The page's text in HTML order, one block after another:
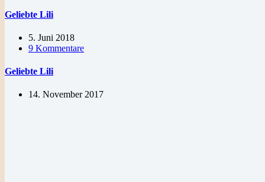
Geliebte Lili
5. Juni 2018
9 Kommentare
Geliebte Lili
14. November 2017